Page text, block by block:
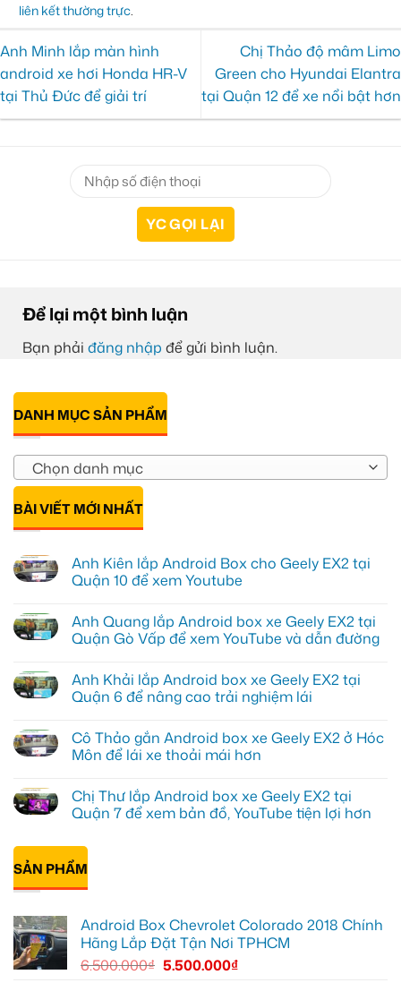
liên kết thường trực.
Anh Minh lắp màn hình
android xe hơi Honda HR-V
tại Thủ Đức để giải trí
Chị Thảo độ mâm Limo
Green cho Hyundai Elantra
tại Quận 12 để xe nổi bật hơn
Để lại một bình luận
Bạn phải đăng nhập để gửi bình luận.
DANH MỤC SẢN PHẨM
Chọn danh mục
BÀI VIẾT MỚI NHẤT
Anh Kiên lắp Android Box cho Geely EX2 tại
Quận 10 để xem Youtube
bình
luận
ở
lắp
Android
Box
EX2
tại
Quận
xem
Youtube
Anh Quang lắp Android box xe Geely EX2 tại
Quận Gò Vấp để xem YouTube và dẫn đường
bình
luận
ở
lắp
Android
box
EX2
tại
Quận
Vấp
xem
YouTube
và
Anh Khải lắp Android box xe Geely EX2 tại
Quận 6 để nâng cao trải nghiệm lái
bình
luận
ở
lắp
Android
box
Geely
EX2
tại
Quận
6
cao
trải
nghiệm
Cô Thảo gắn Android box xe Geely EX2 ở Hóc
Môn để lái xe thoải mái hơn
bình
luận
ở
Thảo
gắn
Android
box
xe
Hóc
Môn
lái
Chị Thư lắp Android box xe Geely EX2 tại
Quận 7 để xem bản đồ, YouTube tiện lợi hơn
có
luận
ở
Chị
Android
box
Geely
EX2
SẢN PHẨM
Android Box Chevrolet Colorado 2018 Chính
Hãng Lắp Đặt Tận Nơi TPHCM
6.500.000₫ 5.500.000₫